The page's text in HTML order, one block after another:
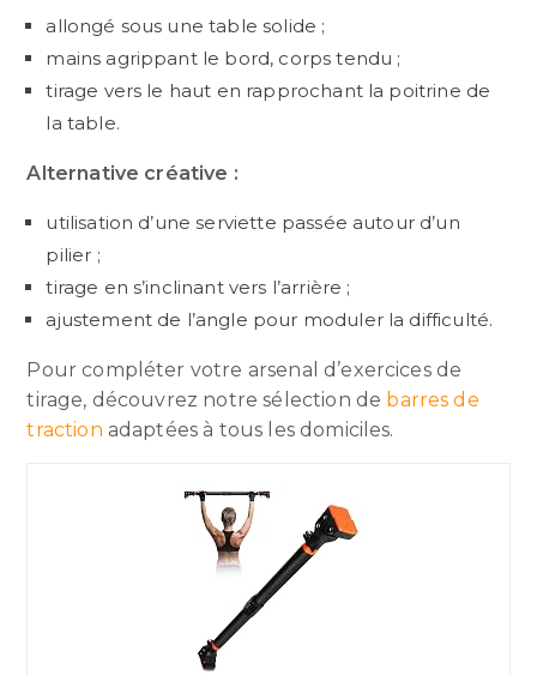
allongé sous une table solide ;
mains agrippant le bord, corps tendu ;
tirage vers le haut en rapprochant la poitrine de
la table.
Alternative créative :
utilisation d’une serviette passée autour d’un
pilier ;
tirage en s’inclinant vers l’arrière ;
ajustement de l’angle pour moduler la difficulté.
Pour compléter votre arsenal d’exercices de
tirage, découvrez notre sélection de barres de
traction adaptées à tous les domiciles.